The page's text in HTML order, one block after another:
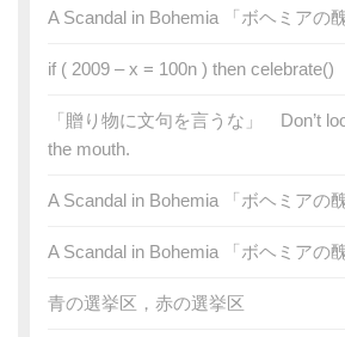
A Scandal in Bohemia 「ボヘミアの
if ( 2009 – x = 100n ) then celebrate()
「贈り物に文句を言うな」 Don’t
the mouth.
A Scandal in Bohemia 「ボヘミアの
A Scandal in Bohemia 「ボヘミアの
青の選挙区，赤の選挙区